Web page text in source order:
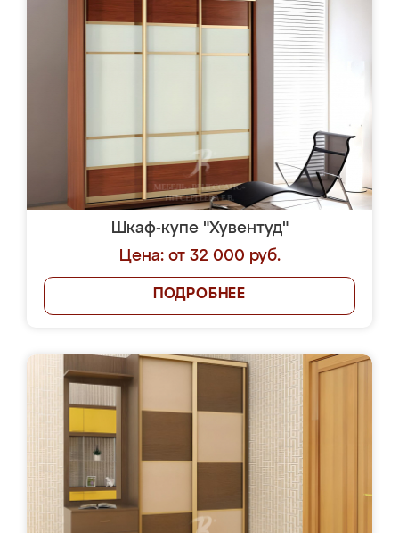
Шкаф-купе "Хувентуд"
Цена: от 32 000 руб.
ПОДРОБНЕЕ